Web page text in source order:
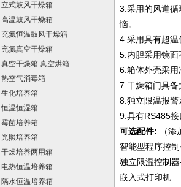
立式鼓风干燥箱
高温鼓风干燥箱
充氮恒温鼓风干燥箱
充氮真空干燥箱
真空干燥箱 真空烘箱
热空气消毒箱
生化培养箱
恒温恒湿箱
霉菌培养箱
光照培养箱
干燥培养两用箱
电热恒温培养箱
隔水恒温培养箱
3.采用的风道
恼。
4.采用具有超温
5.内胆采用镜面
6.箱体外壳采用
7.干燥箱门具备
8.独立限温报警
9.具有RS485接
可选配件: （添
智能型程序
独立限温控
嵌入式打印